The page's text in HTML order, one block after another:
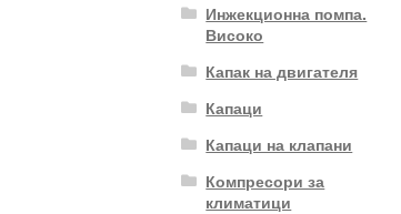
Инжекционна помпа.
Високо
Капак на двигателя
Капаци
Капаци на клапани
Компресори за
климатици